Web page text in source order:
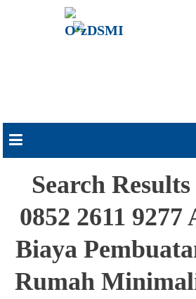
Skip
to
content
Search
0852 2611 9277
Biaya
Rumah